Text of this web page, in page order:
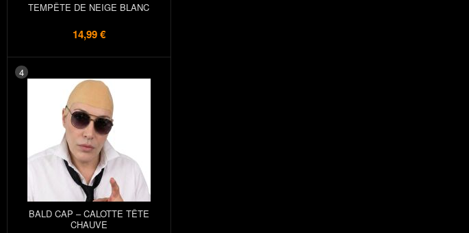
TEMPÊTE DE NEIGE BLANC
14,99 €
4
BALD CAP – CALOTTE TÊTE
CHAUVE